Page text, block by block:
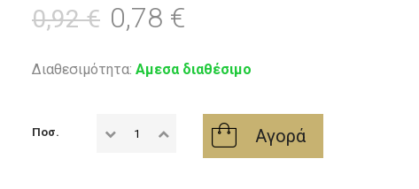
0,92 € 0,78 €
Διαθεσιμότητα: Αμεσα διαθέσιμο
Ποσ. Αγορά